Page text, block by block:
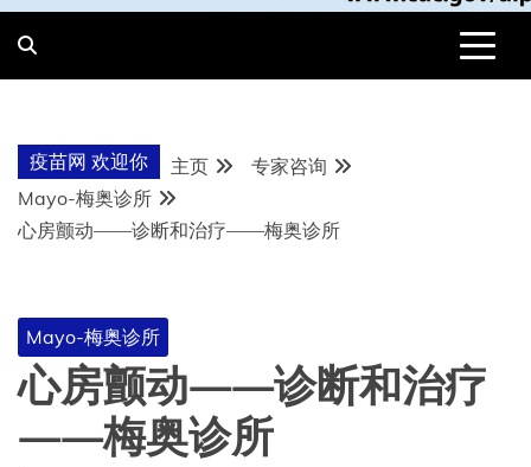
疫苗网 欢迎你 主页
专家咨询
Mayo-梅奥诊所
心房颤动——诊断和治疗——梅奥诊所
Mayo-梅奥诊所
心房颤动——诊断和治疗
——梅奥诊所